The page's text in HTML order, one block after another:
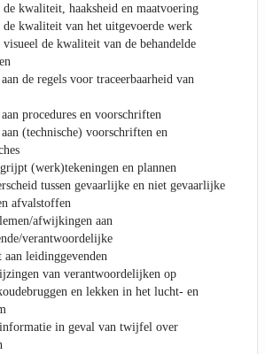
kwaliteit, haaksheid en maatvoering
de kwaliteit van het uitgevoerde werk
de kwaliteit van de behandelde
de regels voor traceerbaarheid van
procedures en voorschriften
(technische) voorschriften en
(werk)tekeningen en plannen
tussen gevaarlijke en niet gevaarlijke
afvalstoffen
afwijkingen aan
verantwoordelijke
aan leidinggevenden
van verantwoordelijken op
en lekken in het lucht- en
in geval van twijfel over